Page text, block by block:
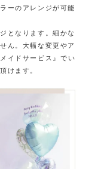
ーのアレンジが可能
となります。細かな
ん。 大幅な変更やア
イドサービス』で い
けます。